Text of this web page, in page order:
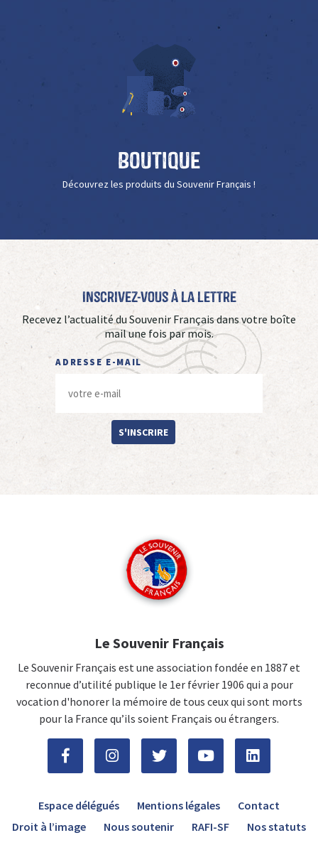
Boutique
Découvrez les produits du Souvenir Français !
Inscrivez-vous à La Lettre
Recevez l’actualité du Souvenir Français dans votre boîte
mail une fois par mois.
ADRESSE E-MAIL
S'INSCRIRE
Le Souvenir Français
Le Souvenir Français est une association fondée en 1887 et
reconnue d’utilité publique le 1er février 1906 qui a pour
vocation d'honorer la mémoire de tous ceux qui sont morts
pour la France qu’ils soient Français ou étrangers.
Espace délégués Mentions légales
Contact
Droit à l’image
Nous soutenir RAFI-SF Nos statuts